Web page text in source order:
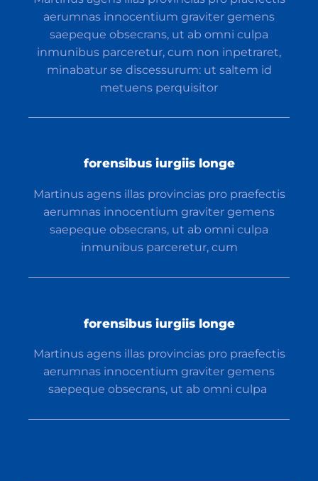
aerumnas innocentium graviter gemens
saepeque obsecrans, ut ab omni culpa
inmunibus parceretur, cum non inpetraret,
minabatur se discessurum: ut saltem id
metuens perquisitor
forensibus iurgiis longe
Martinus agens illas provincias pro praefectis
aerumnas innocentium graviter gemens
saepeque obsecrans, ut ab omni culpa
inmunibus parceretur, cum
forensibus iurgiis longe
Martinus agens illas provincias pro praefectis
aerumnas innocentium graviter gemens
saepeque obsecrans, ut ab omni culpa